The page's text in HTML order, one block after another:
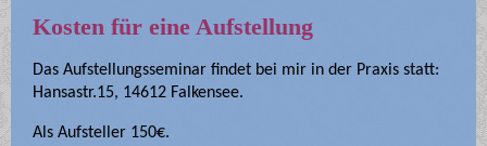
Kosten für eine Aufstellung
Das Aufstellungsseminar findet bei mir in der Praxis statt:
Hansastr.15, 14612 Falkensee.
Als Aufsteller 150€.